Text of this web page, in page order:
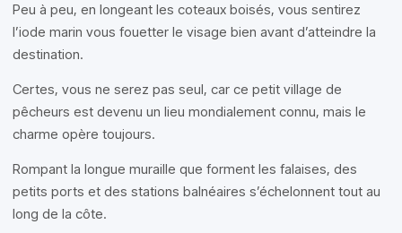
Peu à peu, en longeant les coteaux boisés, vous sentirez
l’iode marin vous fouetter le visage bien avant d’atteindre la
destination.
Certes, vous ne serez pas seul, car ce petit village de
pêcheurs est devenu un lieu mondialement connu, mais le
charme opère toujours.
Rompant la longue muraille que forment les falaises, des
petits ports et des stations balnéaires s’échelonnent tout au
long de la côte.